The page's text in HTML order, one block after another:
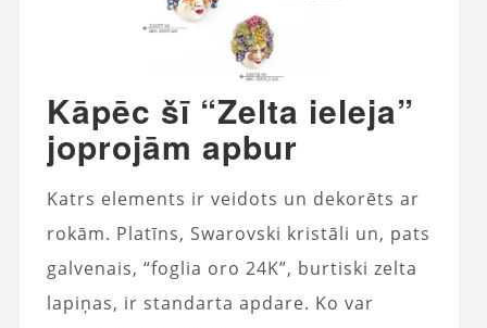
Kāpēc šī “Zelta ieleja”
joprojām apbur
Katrs elements ir veidots un dekorēts ar
rokām. Platīns, Swarovski kristāli un, pats
galvenais, “foglia oro 24K”, burtiski zelta
lapiņas, ir standarta apdare. Ko var